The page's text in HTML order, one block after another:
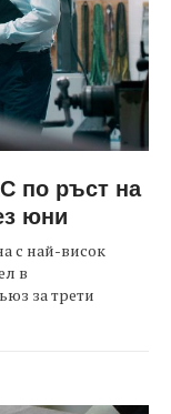
по ръст на
юни
с най-висок
в
за трети